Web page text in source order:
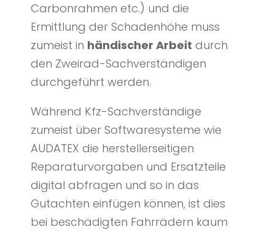
Carbonrahmen etc.) und die
Ermittlung der Schadenhöhe muss
zumeist in händischer Arbeit durch
den Zweirad-Sachverständigen
durchgeführt werden.
Während Kfz-Sachverständige
zumeist über Softwaresysteme wie
AUDATEX die herstellerseitigen
Reparaturvorgaben und Ersatzteile
digital abfragen und so in das
Gutachten einfügen können, ist dies
bei beschädigten Fahrrädern kaum